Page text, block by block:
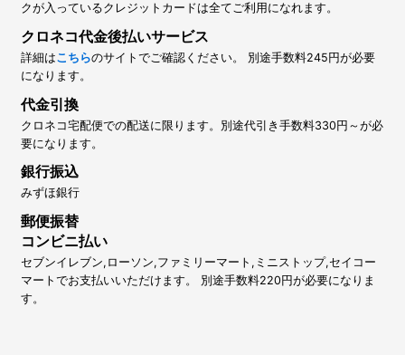
クが入っているクレジットカードは全てご利用になれます。
クロネコ代金後払いサービス
詳細はこちらのサイトでご確認ください。 別途手数料245円が必要
になります。
代金引換
クロネコ宅配便での配送に限ります。別途代引き手数料330円～が必
要になります。
銀行振込
みずほ銀行
郵便振替
コンビニ払い
セブンイレブン,ローソン,ファミリーマート,ミニストップ,セイコー
マートでお支払いいただけます。 別途手数料220円が必要になりま
す。